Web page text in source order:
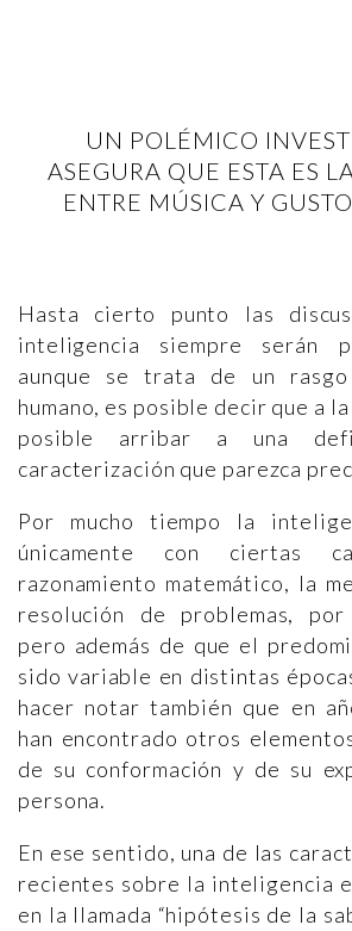
UN POLÉMICO
ASEGURA QUE ESTA ES
ENTRE MÚSICA Y
Hasta cierto punto las
inteligencia siempre serán
aunque se trata de un rasgo
humano, es posible decir que a
posible arribar a una
caracterización que parezca
Por mucho tiempo la
únicamente con ciertas
razonamiento matemático, la
resolución de problemas,
pero además de que el
sido variable en distintas
hacer notar también que en
han encontrado otros
de su conformación y de su
persona.
En ese sentido, una de las
recientes sobre la inteligencia
en la llamada “hipótesis de la